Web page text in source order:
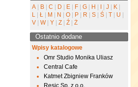
A B C D E F G H J K
L
Ł M N O P R S Ś T U
V
W Y Z Ź Ż
Ostatnio dodane
Wpisy katalogowe
Omr Studio Monika Uliasz
Central Cafe
Katmet Zbigniew Franków
Resic Sp. z o.o.